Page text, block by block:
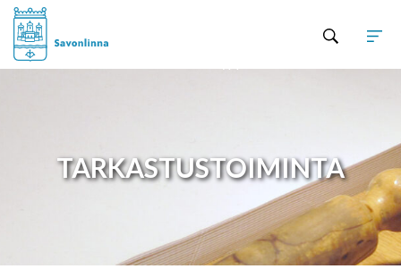
TARKASTUSTOIMINTA